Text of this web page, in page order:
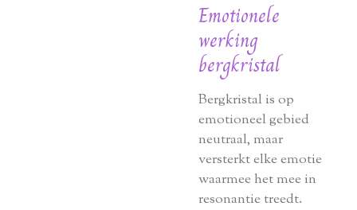
Emotionele
werking
bergkristal
Bergkristal is op
emotioneel gebied
neutraal, maar
versterkt elke emotie
waarmee het mee in
resonantie treedt.